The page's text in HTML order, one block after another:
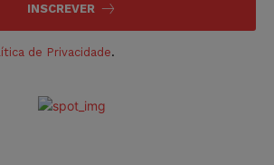
INSCREVER
de Privacidade.